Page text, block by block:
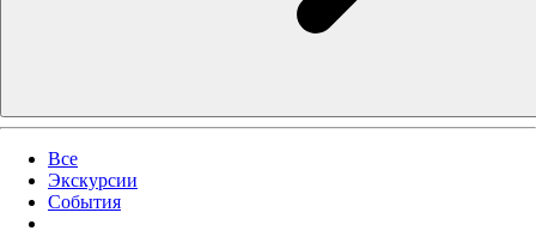
Все
Экскурсии
События